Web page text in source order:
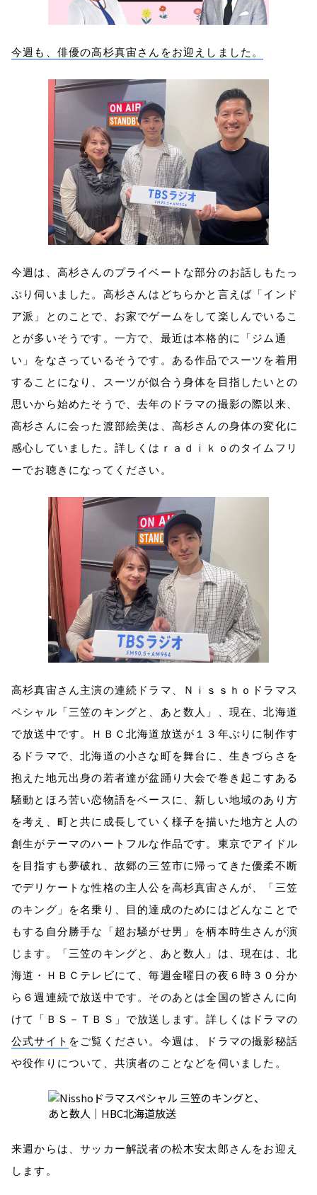
今週も、俳優の高杉真宙さんをお迎えしました。
今週は、高杉さんのプライベートな部分のお話しもたっ
ぷり伺いました。高杉さんはどちらかと言えば「インド
ア派」とのことで、お家でゲームをして楽しんでいるこ
とが多いそうです。一方で、最近は本格的に「ジム通
い」をなさっているそうです。ある作品でスーツを着用
することになり、スーツが似合う身体を目指したいとの
思いから始めたそうで、去年のドラマの撮影の際以来、
高杉さんに会った渡部絵美は、高杉さんの身体の変化に
感心していました。詳しくはｒａｄｉｋｏのタイムフリ
ーでお聴きになってください。
高杉真宙さん主演の連続ドラマ、Ｎｉｓｓｈｏドラマス
ペシャル「三笠のキングと、あと数人」、現在、北海道
で放送中です。ＨＢＣ北海道放送が１３年ぶりに制作す
るドラマで、北海道の小さな町を舞台に、生きづらさを
抱えた地元出身の若者達が盆踊り大会で巻き起こすある
騒動とほろ苦い恋物語をベースに、新しい地域のあり方
を考え、町と共に成長していく様子を描いた地方と人の
創生がテーマのハートフルな作品です。東京でアイドル
を目指すも夢破れ、故郷の三笠市に帰ってきた優柔不断
でデリケートな性格の主人公を高杉真宙さんが、「三笠
のキング」を名乗り、目的達成のためにはどんなことで
もする自分勝手な「超お騒がせ男」を柄本時生さんが演
じます。「三笠のキングと、あと数人」は、現在は、北
海道・ＨＢＣテレビにて、毎週金曜日の夜６時３０分か
ら６週連続で放送中です。そのあとは全国の皆さんに向
けて「ＢＳ－ＴＢＳ」で放送します。詳しくはドラマの
公式サイト をご覧ください。今週は、ドラマの撮影秘話
や役作りについて、共演者のことなどを伺いました。
来週からは、サッカー解説者の松木安太郎さんをお迎え
します。